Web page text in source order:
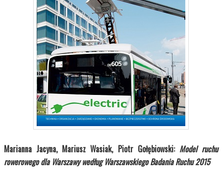
Marianna Jacyna, Mariusz Wasiak, Piotr Gołębiowski: Model ruchu
rowerowego dla Warszawy według Warszawskiego Badania Ruchu 2015